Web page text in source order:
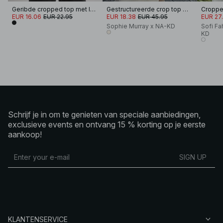
Geribde cropped top met lange mouwen
EUR 16.06 EUR 22.95
Gestructureerde crop top met lange mouwen
EUR 18.38 EUR 45.95
Sophie Murray x NA-KD
EUR
Sofi
KD
Schrijf je in om te genieten van speciale aanbiedingen,
exclusieve events en ontvang 15 % korting op je eerste
aankoop!
SIGN UP
KLANTENSERVICE